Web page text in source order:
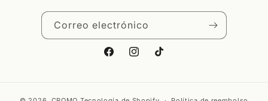
Correo electrónico
FacebookInstagramTikTok